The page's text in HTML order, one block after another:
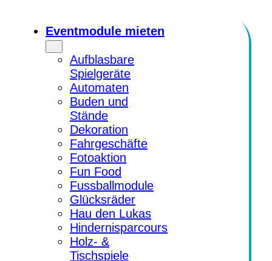
Eventmodule mieten
Aufblasbare
Spielgeräte
Automaten
Buden und
Stände
Dekoration
Fahrgeschäfte
Fotoaktion
Fun Food
Fussballmodule
Glücksräder
Hau den Lukas
Hindernisparcours
Holz- &
Tischspiele